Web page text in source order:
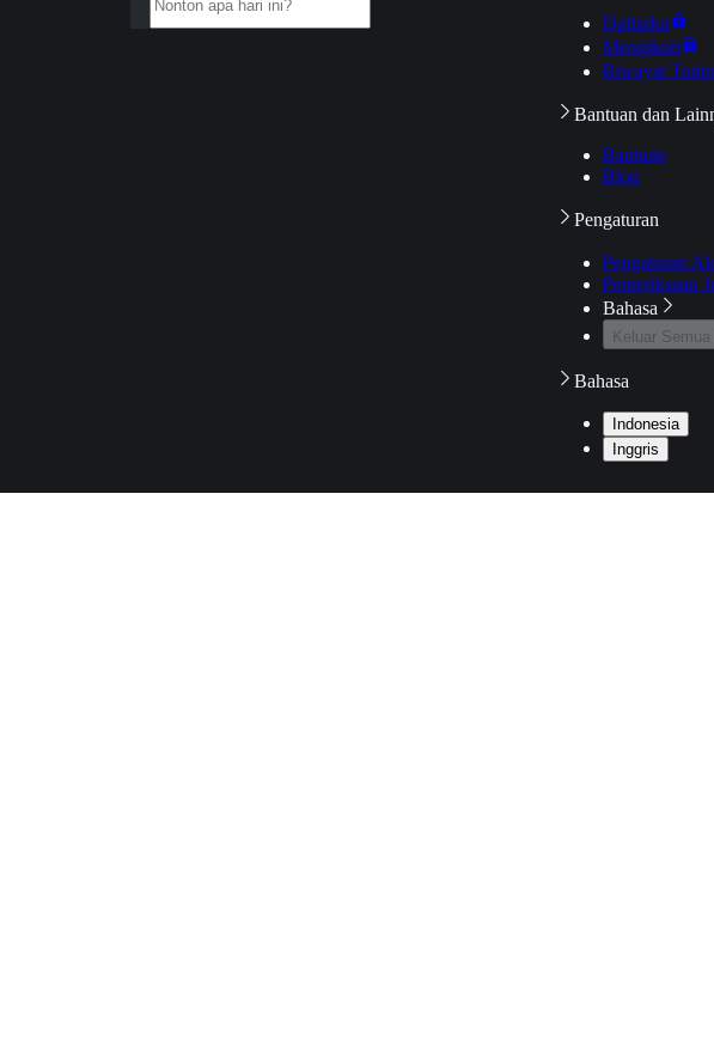
Daftarku
Mengikuti
Riwayat
Bantuan dan
Bantuan
Blog
Pengaturan
Pengaturan
Pemeriksaan
Bahasa
Keluar
Bahasa
Indonesia
Inggris